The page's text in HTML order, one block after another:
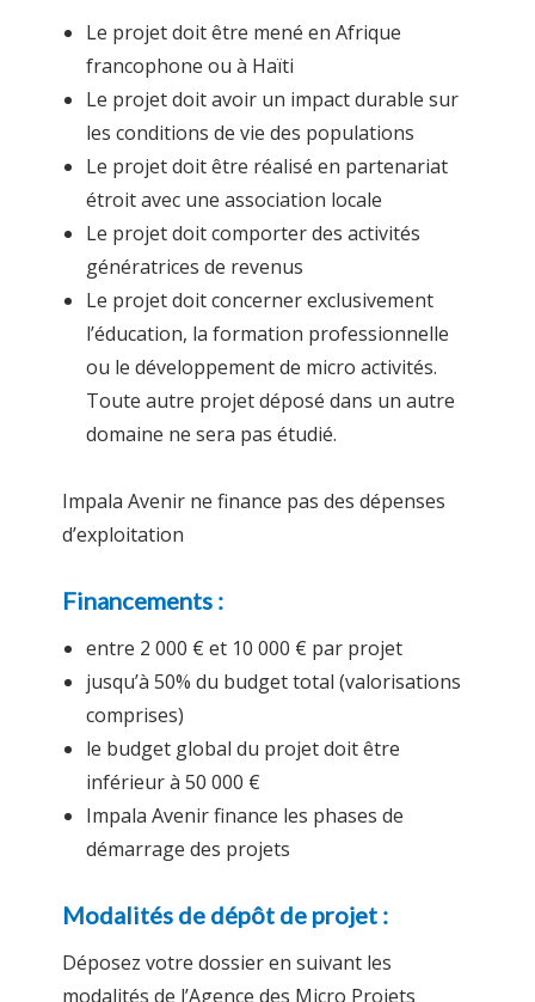
Le projet doit être mené en Afrique
francophone ou à Haïti
Le projet doit avoir un impact durable sur
les conditions de vie des populations
Le projet doit être réalisé en partenariat
étroit avec une association locale
Le projet doit comporter des activités
génératrices de revenus
Le projet doit concerner exclusivement
l’éducation, la formation professionnelle
ou le développement de micro activités.
Toute autre projet déposé dans un autre
domaine ne sera pas étudié.
Impala Avenir ne finance pas des dépenses
d’exploitation
Financements :
entre 2 000 € et 10 000 € par projet
jusqu’à 50% du budget total (valorisations
comprises)
le budget global du projet doit être
inférieur à 50 000 €
Impala Avenir finance les phases de
démarrage des projets
Modalités de dépôt de projet :
Déposez votre dossier en suivant les
modalités de l’Agence des Micro Projets